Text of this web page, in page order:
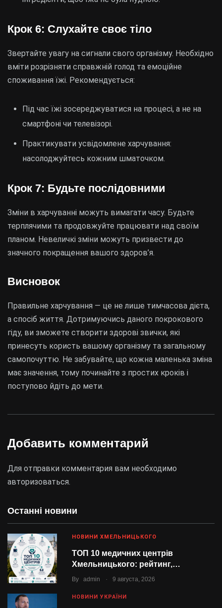
Останні новини
НОВИНИ ХМЕЛЬНИЦЬКОГО
ТОП 10 медичних центрів
Хмельницького: рейтинг,…
By admin . 9 августа, 2026
НОВИНИ УКРАЇНИ
Крок 6: Слухайте своє тіло
Звертайте увагу на сигнали свого організму. Необхідно
вміти розрізняти справжній голод та емоційне
споживання їжі. Рекомендується:
Під час їжі зосереджуватися на процесі, а не на
смартфоні чи телевізорі.
Практикувати усвідомлене харчування:
насолоджуйтесь кожним шматочком.
Крок 7: Будьте послідовними
Зміни в харчуванні можуть вимагати часу. Будьте
терплячими та продовжуйте працювати над своїм
планом. Невеличкі зміни можуть призвести до
значного покращення вашого здоров’я.
Висновок
Правильне харчування — це не лише тимчасова дієта,
а спосіб життя. Дотримуючись даного покрокового
гіду, ви зможете створити здорові звички, які
принесуть користь вашому організму та загальному
самопочуттю. Не забувайте, що кожна маленька зміна
має значення, тому починайте з простих кроків і
поступово йдіть до мети.
Добавить комментарий
Для отправки комментария вам необходимо
авторизоваться.